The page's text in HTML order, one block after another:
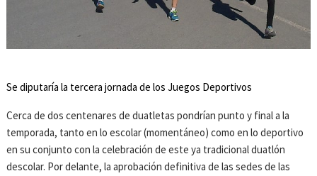
Se diputaría la tercera jornada de los Juegos Deportivos
Cerca de dos centenares de duatletas pondrían punto y final a la
temporada, tanto en lo escolar (momentáneo) como en lo deportivo
en su conjunto con la celebración de este ya tradicional duatlón
descolar. Por delante, la aprobación definitiva de las sedes de las